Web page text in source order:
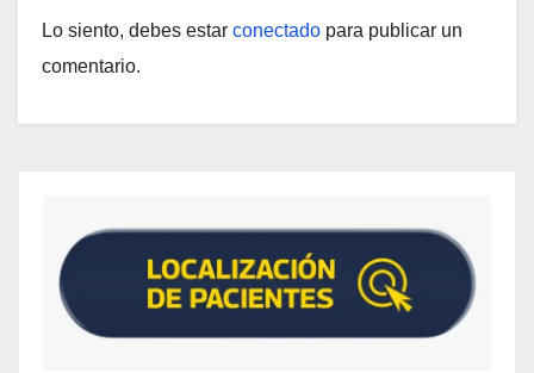
Lo siento, debes estar conectado para publicar un
comentario.